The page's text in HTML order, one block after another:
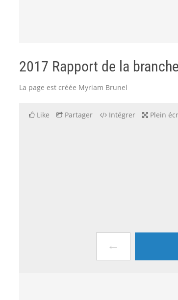
2017 Rapport de la
La page est créée Myriam Brunel
Like Partager Intégrer Plein
←